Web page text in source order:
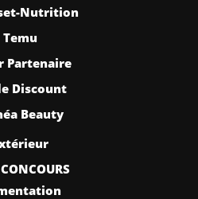
Nutrition
Temu
Partenaire
Discount
Beauty